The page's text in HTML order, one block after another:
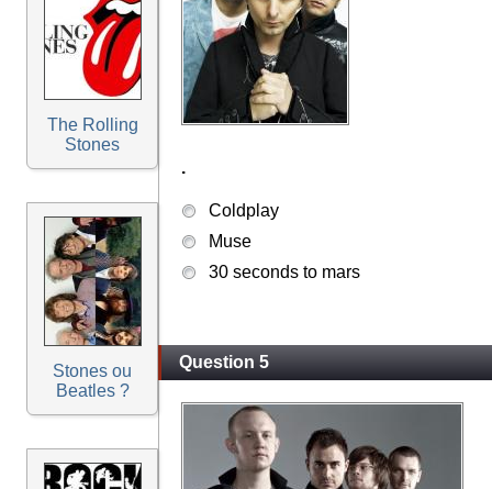
The Rolling
Stones
Stones ou
Beatles ?
.
Coldplay
Muse
30 seconds to mars
Question 5